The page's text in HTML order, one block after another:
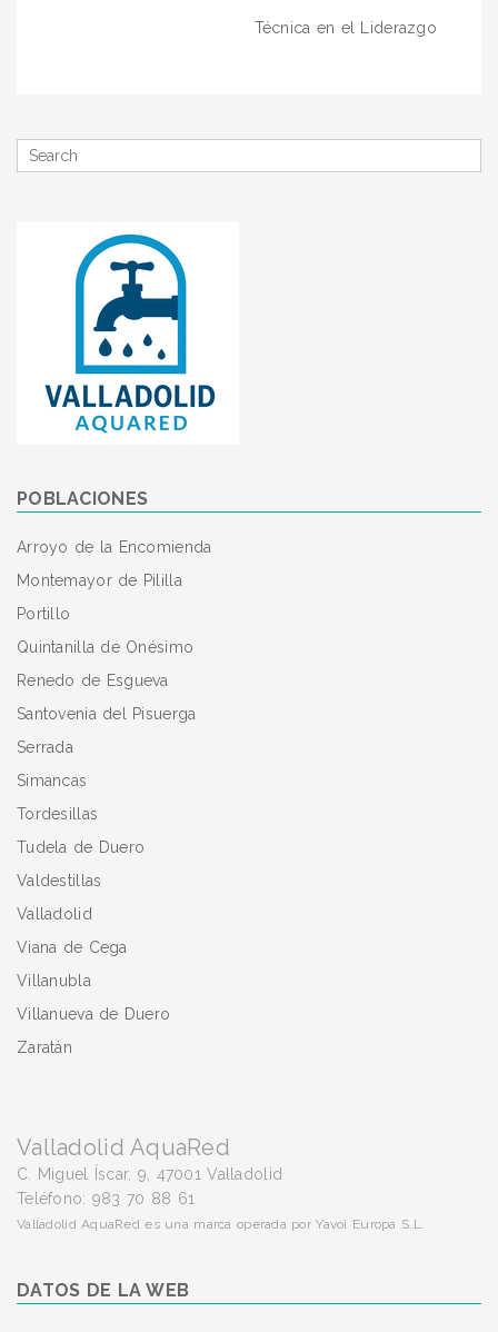
Técnica en el Liderazgo
Search
for
POBLACIONES
Arroyo de la Encomienda
Montemayor de Pililla
Portillo
Quintanilla de Onésimo
Renedo de Esgueva
Santovenia del Pisuerga
Serrada
Simancas
Tordesillas
Tudela de Duero
Valdestillas
Valladolid
Viana de Cega
Villanubla
Villanueva de Duero
Zaratán
Valladolid AquaRed
C. Miguel Íscar, 9, 47001 Valladolid
Teléfono: 983 70 88 61
Valladolid AquaRed es una marca operada por Yavoi Europa S.L.
DATOS DE LA WEB